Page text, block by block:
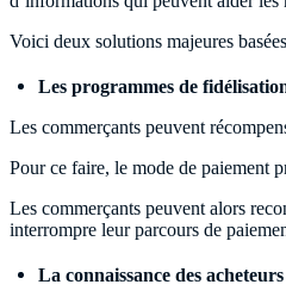
Voici deux solutions majeures
Les programmes de
Les commerçants peuvent
Pour ce faire, le mode de paiement
Les commerçants peuvent alors
interrompre leur parcours de
La connaissance des acheteurs